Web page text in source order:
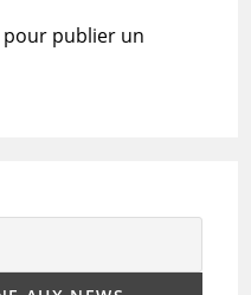
pour publier un